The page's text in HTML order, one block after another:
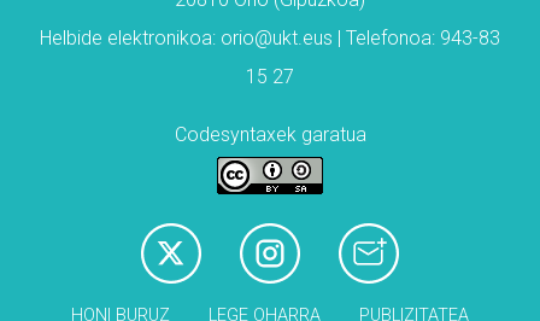
Helbide elektronikoa: orio@ukt.eus | Telefonoa: 943-83
15 27
Codesyntaxek garatua
HONI BURUZ LEGE OHARRA PUBLIZITATEA